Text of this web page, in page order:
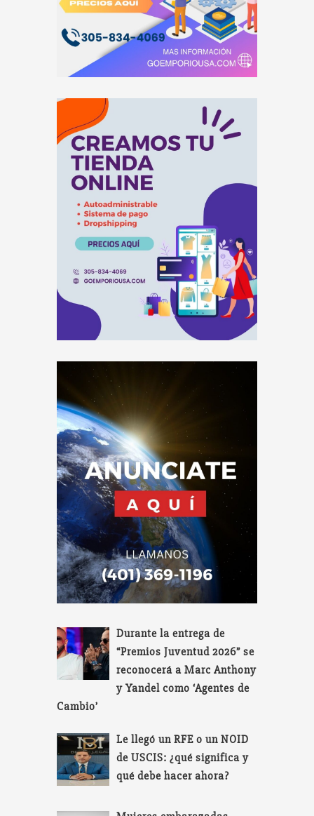
Durante la entrega de
“Premios Juventud 2026” se
reconocerá a Marc Anthony
y Yandel como ‘Agentes de
Cambio’
Le llegó un RFE o un NOID
de USCIS: ¿qué significa y
qué debe hacer ahora?